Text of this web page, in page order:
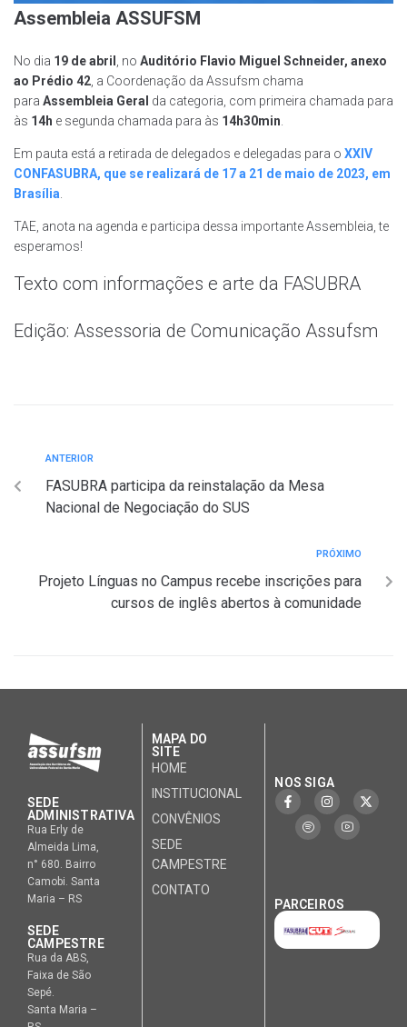
Assembleia ASSUFSM
No dia 19 de abril , no Auditório Flavio Miguel Schneider, anexo
ao Prédio 42 , a Coordenação da Assufsm chama
para Assembleia Geral da categoria, com primeira chamada para
às 14h e segunda chamada para às 14h30min
Em pauta está a retirada de delegados e delegadas para o XXIV
CONFASUBRA, que se realizará de 17 a 21 de maio de 2023, em
Brasília
TAE, anota na agenda e participa dessa importante Assembleia, te
esperamos!
Texto com informações e arte da FASUBRA
Edição: Assessoria de Comunicação Assufsm
ANTERIOR
FASUBRA participa da reinstalação da Mesa
Nacional de Negociação do SUS
PRÓXIMO
Projeto Línguas no Campus recebe inscrições para
cursos de inglês abertos à comunidade
SEDE
ADMINISTRATIVA
Rua Erly de
Almeida Lima,
n° 680. Bairro
Camobi. Santa
Maria – RS
SEDE
CAMPESTRE
Rua da ABS,
Faixa de São
Sepé.
Santa Maria –
MAPA DO
SITE
HOME
INSTITUCIONAL
CONVÊNIOS
SEDE
CAMPESTRE
CONTATO
NOS SIGA
PARCEIROS